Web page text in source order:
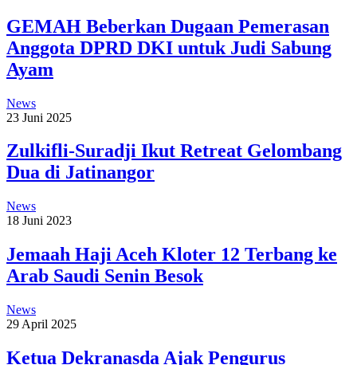
GEMAH Beberkan Dugaan Pemerasan
Anggota DPRD DKI untuk Judi Sabung
Ayam
News
23 Juni 2025
Zulkifli-Suradji Ikut Retreat Gelombang
Dua di Jatinangor
News
18 Juni 2023
Jemaah Haji Aceh Kloter 12 Terbang ke
Arab Saudi Senin Besok
News
29 April 2025
Ketua Dekranasda Ajak Pengurus